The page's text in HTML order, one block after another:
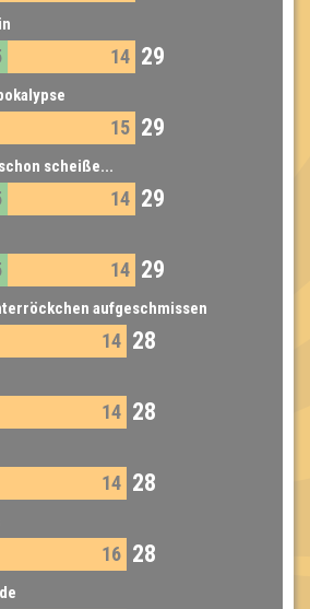
14 29
15 29
scheiße...
14 29
14 29
aufgeschmissen
14 28
14 28
14 28
16 28